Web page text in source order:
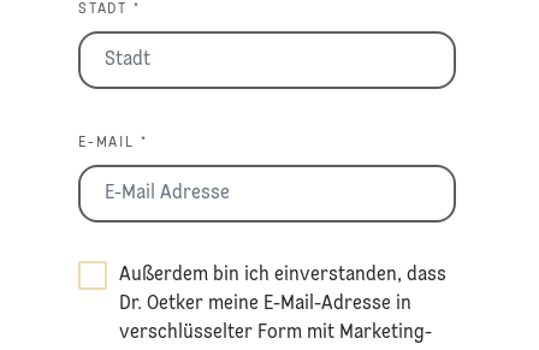
STADT *
E-MAIL *
Außerdem bin ich einverstanden, dass
Dr. Oetker meine E-Mail-Adresse in
verschlüsselter Form mit Marketing-